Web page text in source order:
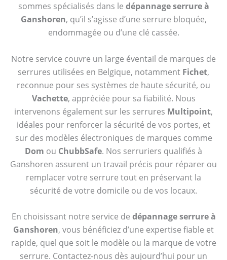
sommes spécialisés dans le dépannage serrure à
Ganshoren, qu’il s’agisse d’une serrure bloquée,
endommagée ou d’une clé cassée.
Notre service couvre un large éventail de marques de
serrures utilisées en Belgique, notamment Fichet,
reconnue pour ses systèmes de haute sécurité, ou
Vachette, appréciée pour sa fiabilité. Nous
intervenons également sur les serrures Multipoint,
idéales pour renforcer la sécurité de vos portes, et
sur des modèles électroniques de marques comme
Dom ou ChubbSafe. Nos serruriers qualifiés à
Ganshoren assurent un travail précis pour réparer ou
remplacer votre serrure tout en préservant la
sécurité de votre domicile ou de vos locaux.
En choisissant notre service de dépannage serrure à
Ganshoren, vous bénéficiez d’une expertise fiable et
rapide, quel que soit le modèle ou la marque de votre
serrure. Contactez-nous dès aujourd’hui pour un